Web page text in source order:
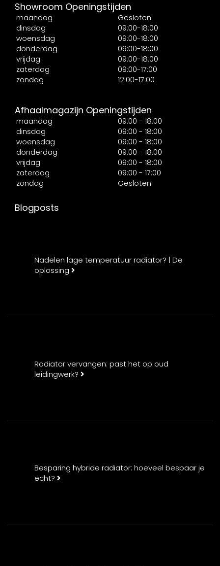
Showroom Openingstijden
maandag
Gesloten
dinsdag
09:00-18:00
woensdag
09:00-18:00
donderdag
09:00-18:00
vrijdag
09:00-18:00
zaterdag
09:00-17:00
zondag
12:00-17:00
Afhaalmagazijn Openingstijden
maandag
09:00 - 18:00
dinsdag
09:00 - 18:00
woensdag
09:00 - 18:00
donderdag
09:00 - 18:00
vrijdag
09:00 - 18:00
zaterdag
09:00 - 17:00
zondag
Gesloten
Blogposts
Nadelen lage temperatuur radiator? | De
oplossing
Radiator vervangen: past het op oud
leidingwerk?
Besparing hybride radiator: hoeveel bespaar je
echt?